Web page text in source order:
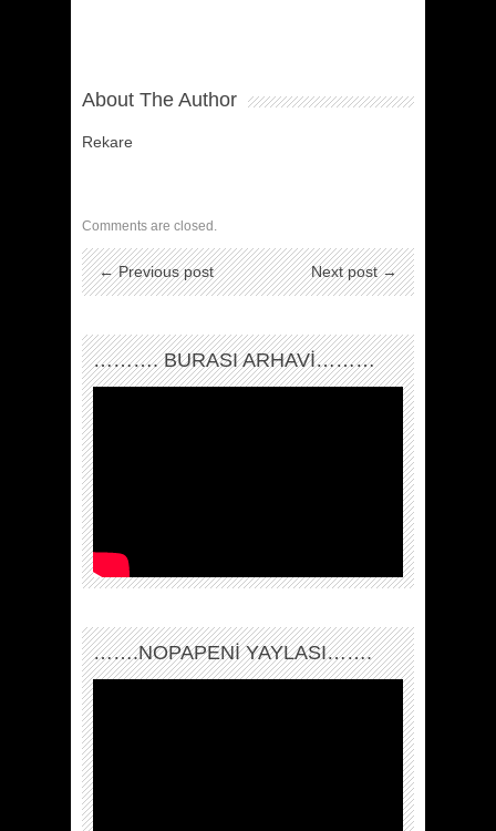
About The Author
Rekare
Comments are closed.
← Previous post Next post →
………. BURASI ARHAVİ………
…….NOPAPENİ YAYLASI…….